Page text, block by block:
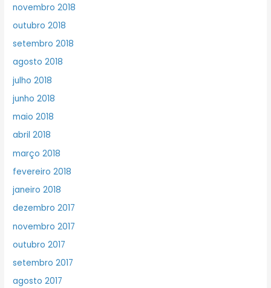
novembro 2018
outubro 2018
setembro 2018
agosto 2018
julho 2018
junho 2018
maio 2018
abril 2018
março 2018
fevereiro 2018
janeiro 2018
dezembro 2017
novembro 2017
outubro 2017
setembro 2017
agosto 2017